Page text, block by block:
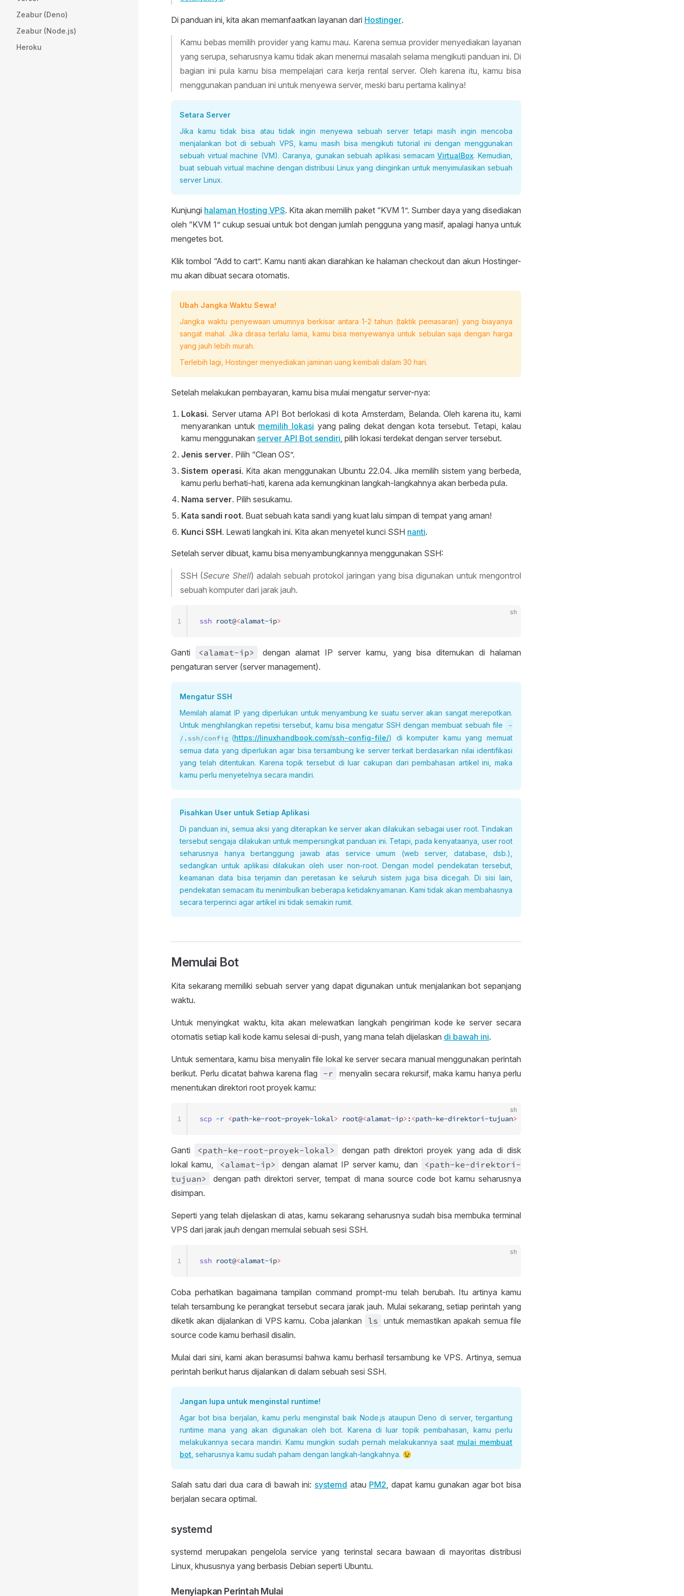
Zeabur (Deno)
Zeabur (Node.js)
Heroku
Di panduan ini, kita akan memanfaatkan layanan dari Hostinger.
Kamu bebas memilih provider yang kamu mau. Karena semua provider menyediakan layanan
yang serupa, seharusnya kamu tidak akan menemui masalah selama mengikuti panduan ini. Di
bagian ini pula kamu bisa mempelajari cara kerja rental server. Oleh karena itu, kamu bisa
menggunakan panduan ini untuk menyewa server, meski baru pertama kalinya!
Setara Server
Jika kamu tidak bisa atau tidak ingin menyewa sebuah server tetapi masih ingin mencoba
menjalankan bot di sebuah VPS, kamu masih bisa mengikuti tutorial ini dengan menggunakan
sebuah virtual machine (VM). Caranya, gunakan sebuah aplikasi semacamVirtualBox. Kemudian,
buat sebuah virtual machine dengan distribusi Linux yang diinginkan untuk menyimulasikan sebuah
server Linux.
Kunjungi halaman Hosting VPS. Kita akan memilih paket “KVM 1”. Sumber daya yang disediakan
oleh “KVM 1” cukup sesuai untuk bot dengan jumlah pengguna yang masif, apalagi hanya untuk
mengetes bot.
Klik tombol “Add to cart”. Kamu nanti akan diarahkan ke halaman checkout dan akun Hostinger-
mu akan dibuat secara otomatis.
Ubah Jangka Waktu Sewa!
Jangka waktu penyewaan umumnya berkisar antara 1-2 tahun (taktik pemasaran) yang biayanya
sangat mahal. Jika dirasa terlalu lama, kamu bisa menyewanya untuk sebulan saja dengan harga
yang jauh lebih murah.
Terlebih lagi, Hostinger menyediakan jaminan uang kembali dalam 30 hari.
Setelah melakukan pembayaran, kamu bisa mulai mengatur server-nya:
Lokasi. Server utama API Bot berlokasi di kota Amsterdam, Belanda. Oleh karena itu, kami
menyarankan untuk memilih lokasi yang paling dekat dengan kota tersebut. Tetapi, kalau
kamu menggunakan server API Bot sendiri, pilih lokasi terdekat dengan server tersebut.
Jenis server. Pilih “Clean OS”.
Sistem operasi. Kita akan menggunakan Ubuntu 22.04. Jika memilih sistem yang berbeda,
kamu perlu berhati-hati, karena ada kemungkinan langkah-langkahnya akan berbeda pula.
Nama server. Pilih sesukamu.
Kata sandi root. Buat sebuah kata sandi yang kuat lalu simpan di tempat yang aman!
Kunci SSH. Lewati langkah ini. Kita akan menyetel kunci SSH nanti.
Setelah server dibuat, kamu bisa menyambungkannya menggunakan SSH:
SSH (Secure Shell) adalah sebuah protokol jaringan yang bisa digunakan untuk mengontrol
sebuah komputer dari jarak jauh.
sh
ssh root@<alamat-ip>
1
Ganti <alamat-ip>
dengan alamat IP server kamu, yang bisa ditemukan di halaman
pengaturan server (server management).
Mengatur SSH
Memilah alamat IP yang diperlukan untuk menyambung ke suatu server akan sangat merepotkan.
Untuk menghilangkan repetisi tersebut, kamu bisa mengatur SSH dengan membuat sebuah file
~
/.ssh/config (https://linuxhandbook.com/ssh-config-file/) di komputer kamu yang memuat
semua data yang diperlukan agar bisa tersambung ke server terkait berdasarkan nilai identifikasi
yang telah ditentukan. Karena topik tersebut di luar cakupan dari pembahasan artikel ini, maka
kamu perlu menyetelnya secara mandiri.
Pisahkan User untuk Setiap Aplikasi
Di panduan ini, semua aksi yang diterapkan ke server akan dilakukan sebagai user root. Tindakan
tersebut sengaja dilakukan untuk mempersingkat panduan ini. Tetapi, pada kenyataanya, user root
seharusnya hanya bertanggung jawab atas service umum (web server, database, dsb.),
sedangkan untuk aplikasi dilakukan oleh user non-root. Dengan model pendekatan tersebut,
keamanan data bisa terjamin dan peretasan ke seluruh sistem juga bisa dicegah. Di sisi lain,
pendekatan semacam itu menimbulkan beberapa ketidaknyamanan. Kami tidak akan membahasnya
secara terperinci agar artikel ini tidak semakin rumit.
Memulai Bot
Kita sekarang memiliki sebuah server yang dapat digunakan untuk menjalankan bot sepanjang
waktu.
Untuk menyingkat waktu, kita akan melewatkan langkah pengiriman kode ke server secara
otomatis setiap kali kode kamu selesai di-push, yang mana telah dijelaskan di bawah ini.
Untuk sementara, kamu bisa menyalin file lokal ke server secara manual menggunakan perintah
berikut. Perlu dicatat bahwa karena flag
-r
menyalin secara rekursif, maka kamu hanya perlu
menentukan direktori root proyek kamu:
sh
scp -r <path-ke-root-proyek-lokal> root@<alamat-ip> :<path-ke-direktori-tujuan>
1
Ganti <path-ke-root-proyek-lokal>
dengan path direktori proyek yang ada di disk
lokal kamu,
<alamat-ip> dengan alamat IP server kamu, dan <path-ke-direktori -
tujuan>
dengan path direktori server, tempat di mana source code bot kamu seharusnya
disimpan.
Seperti yang telah dijelaskan di atas, kamu sekarang seharusnya sudah bisa membuka terminal
VPS dari jarak jauh dengan memulai sebuah sesi SSH.
sh
ssh root@<alamat-ip>
1
Coba perhatikan bagaimana tampilan command prompt-mu telah berubah. Itu artinya kamu
telah tersambung ke perangkat tersebut secara jarak jauh. Mulai sekarang, setiap perintah yang
diketik akan dijalankan di VPS kamu. Coba jalankan
ls untuk memastikan apakah semua file
source code kamu berhasil disalin.
Mulai dari sini, kami akan berasumsi bahwa kamu berhasil tersambung ke VPS. Artinya, semua
perintah berikut harus dijalankan di dalam sebuah sesi SSH.
Jangan lupa untuk menginstal runtime!
Agar bot bisa berjalan, kamu perlu menginstal baik Node.js ataupun Deno di server, tergantung
runtime mana yang akan digunakan oleh bot. Karena di luar topik pembahasan, kamu perlu
melakukannya secara mandiri. Kamu mungkin sudah pernah melakukannya saat mulai membuat
bot , seharusnya kamu sudah paham dengan langkah-langkahnya. 😉
Salah satu dari dua cara di bawah ini: systemd atau PM2, dapat kamu gunakan agar bot bisa
berjalan secara optimal.
systemd
systemd merupakan pengelola service yang terinstal secara bawaan di mayoritas distribusi
Linux, khususnya yang berbasis Debian seperti Ubuntu.
Menyiapkan Perintah Mulai